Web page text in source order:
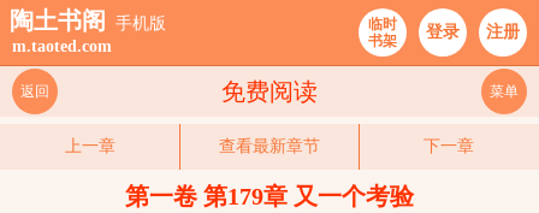
陶土书阁
手机版
m.taoted.com
临时
书架
登录 注册
免费阅读
返回 菜单
上一章 查看最新章节 下一章
第一卷 第179章 又一个考验